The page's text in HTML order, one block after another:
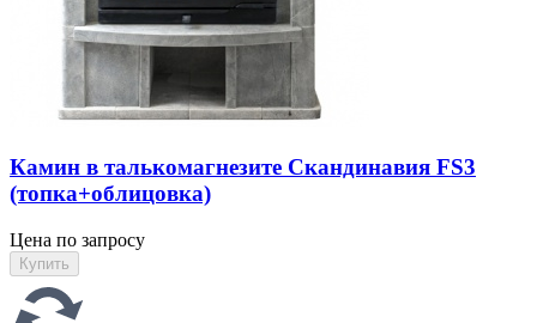
Камин в талькомагнезите Скандинавия FS3
(топка+облицовка)
Цена по запросу